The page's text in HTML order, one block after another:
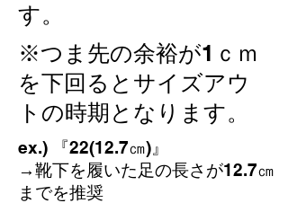
す。
※つま先の余裕が1ｃｍ
を下回るとサイズアウ
トの時期となります。
ex.) 『22(12.7㎝)』
→靴下を履いた足の長さが12.7㎝
までを推奨